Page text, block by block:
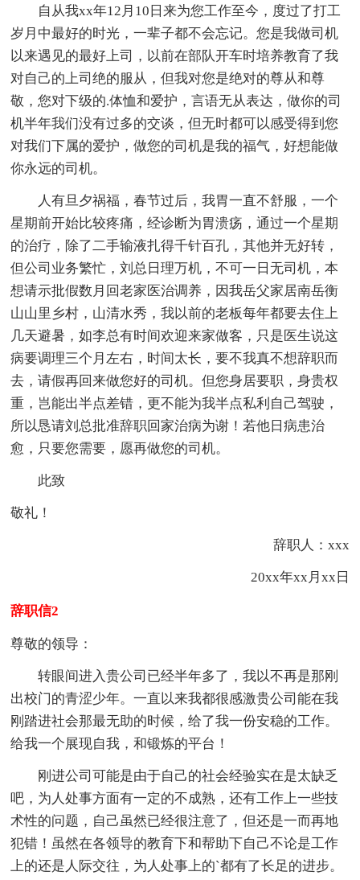
自从我xx年12月10日来为您工作至今，度过了打工
岁月中最好的时光，一辈子都不会忘记。您是我做司机
以来遇见的最好上司，以前在部队开车时培养教育了我
对自己的上司绝的服从，但我对您是绝对的尊从和尊
敬，您对下级的.体恤和爱护，言语无从表达，做你的司
机半年我们没有过多的交谈，但无时都可以感受得到您
对我们下属的爱护，做您的司机是我的福气，好想能做
你永远的司机。
人有旦夕祸福，春节过后，我胃一直不舒服，一个
星期前开始比较疼痛，经诊断为胃溃疡，通过一个星期
的治疗，除了二手输液扎得千针百孔，其他并无好转，
但公司业务繁忙，刘总日理万机，不可一日无司机，本
想请示批假数月回老家医治调养，因我岳父家居南岳衡
山山里乡村，山清水秀，我以前的老板每年都要去住上
几天避暑，如李总有时间欢迎来家做客，只是医生说这
病要调理三个月左右，时间太长，要不我真不想辞职而
去，请假再回来做您好的司机。但您身居要职，身贵权
重，岂能出半点差错，更不能为我半点私利自己驾驶，
所以恳请刘总批准辞职回家治病为谢！若他日病患治
愈，只要您需要，愿再做您的司机。
此致
敬礼！
辞职人：xxx
20xx年xx月xx日
辞职信2
尊敬的领导：
转眼间进入贵公司已经半年多了，我以不再是那刚
出校门的青涩少年。一直以来我都很感激贵公司能在我
刚踏进社会那最无助的时候，给了我一份安稳的工作。
给我一个展现自我，和锻炼的平台！
刚进公司可能是由于自己的社会经验实在是太缺乏
吧，为人处事方面有一定的不成熟，还有工作上一些技
术性的问题，自己虽然已经很注意了，但还是一而再地
犯错！虽然在各领导的教育下和帮助下自己不论是工作
上的还是人际交往，为人处事上的`都有了长足的进步。